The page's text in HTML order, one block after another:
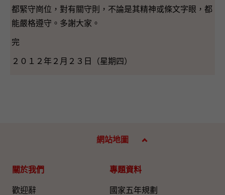
都緊守崗位，對有關守則，不論是其精神或條文字眼，都
能嚴格遵守。多謝大家。
完
２０１２年２月２３日（星期四）
網站地圖
關於我們
歡迎辭
專題資料
國家五年規劃